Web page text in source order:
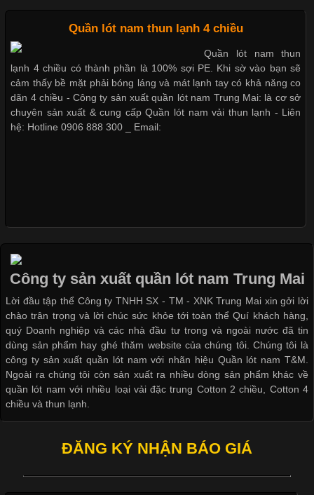
Cập nhật 2026-05-09 15:58:23
Các Form Áo Thun Phổ Biến Hiện Nay Và Xu Hướng Trong
Ngành May Mặc Áo thun là một trong những trang phục quen
thuộc và được sử dụng phổ biến nhất hiện nay. Không chỉ đa
dạng về màu sắc hay chất liệu, áo thun còn có nhiều form dáng
khác nhau để phù hợp với từng phong cách thời trang và nhu
cầu
Áo phông là một trong những trang phục phổ biến nhất trong
đời sống hiện đại nhờ sự tiện lợi, thoải mái và dễ phối đồ.
Không chỉ xuất hiện trong thời trang thường ngày, áo phông còn
được ứng dụng rộng rãi trong ngành sản xuất may mặc, đặc
biệt là các sản phẩm từ vải thun. Hiện nay,
Công Nghệ In Chuyển Nhiệt Trong Ngành Thời Trang Hiện
Cập nhật 2026-04-21 15:41:03
In Chuyển Nhiệt Là Gì? Công Nghệ In Hiện Đại Trong Ngành
Bộ sưu tập quần lót nam Boxer TpHCM
Dễ chịu hơn với quần lót nam giá rẻ vải Cotton 4 chiều
Quần lót nam thun lạnh 4 chiều
Quần lót nam thun
lạnh 4 chiều có thành phần là 100% sợi PE. Khi sờ vào bạn sẽ
cảm thấy bề mặt phải bóng láng và mát lạnh tay có khả năng co
dãn 4 chiều - Công ty sản xuất quần lót nam Trung Mai: là cơ sở
chuyên sản xuất & cung cấp Quần lót nam vải thun lạnh - Liên
hệ: Hotline 0906 888 300 _ Email:
Công ty sản xuất quần lót nam Trung Mai
Lời đầu tập thể Công ty TNHH SX - TM - XNK Trung Mai xin gởi lời
chào trân trọng và lời chúc sức khỏe tới toàn thể Quí khách hàng,
quý Doanh nghiệp và các nhà đầu tư trong và ngoài nước đã tin
dùng sản phẩm hay ghé thăm website của chúng tôi. Chúng tôi là
công ty sản xuất quần lót nam với nhãn hiệu Quần lót nam T&M.
Ngoài ra chúng tôi còn sản xuất ra nhiều dòng sản phẩm khác về
quần lót nam với nhiều loại vải đặc trung Cotton 2 chiều, Cotton 4
chiều và thun lạnh.
ĐĂNG KÝ NHẬN BÁO GIÁ